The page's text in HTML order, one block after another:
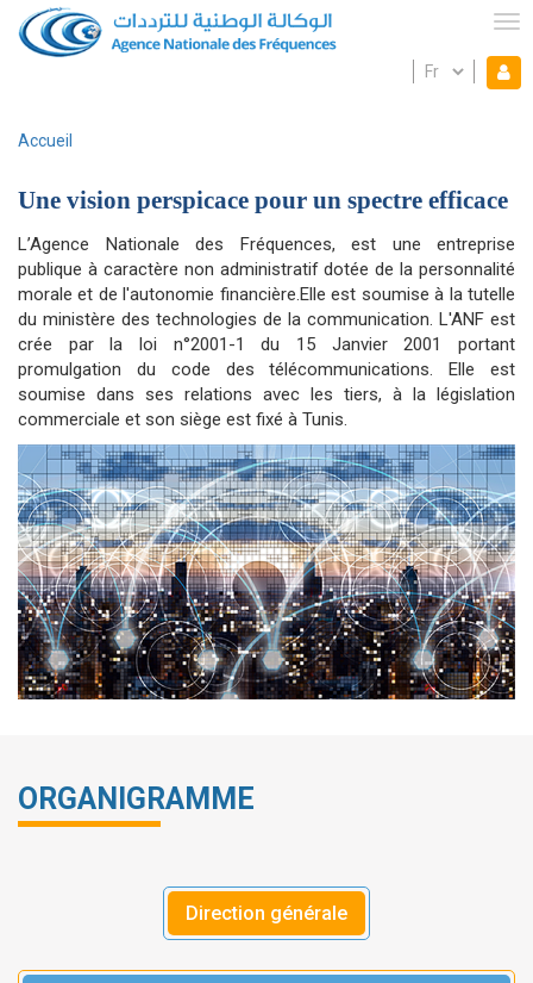
Aller
au
contenu
Mon espace
Select
d'Ariane
Accueil
Une vision perspicace pour un spectre efficace
L’Agence Nationale des Fréquences, est une entreprise
publique à caractère non administratif dotée de la personnalité
morale et de l'autonomie financière.Elle est soumise à la tutelle
du ministère des technologies de la communication. L'ANF est
crée par la loi n°2001-1 du 15 Janvier 2001 portant
promulgation du code des télécommunications. Elle est
soumise dans ses relations avec les tiers, à la législation
commerciale et son siège est fixé à Tunis.
ORGANIGRAMME
Direction générale